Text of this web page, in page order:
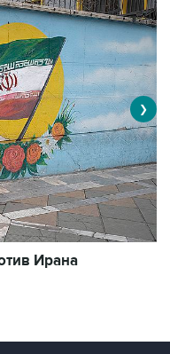
Ирана
❯